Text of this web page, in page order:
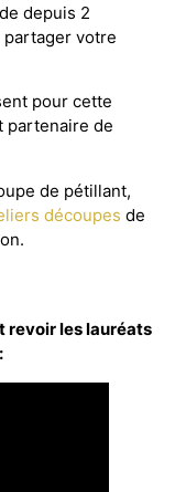
depuis 2
votre
pour cette
partenaire de
de pétillant,
découpes de
revoir les lauréats